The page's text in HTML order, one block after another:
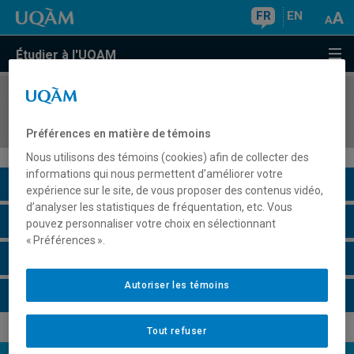
FR EN
Étudier à l'UQAM
COURS//
Description du cours
Horaire - Été 2026
Préférences en matière de témoins
Nous utilisons des témoins (cookies) afin de collecter des
informations qui nous permettent d’améliorer votre
expérience sur le site, de vous proposer des contenus vidéo,
d’analyser les statistiques de fréquentation, etc. Vous
pouvez personnaliser votre choix en sélectionnant
« Préférences ».
Tout refuser
Autoriser les témoins